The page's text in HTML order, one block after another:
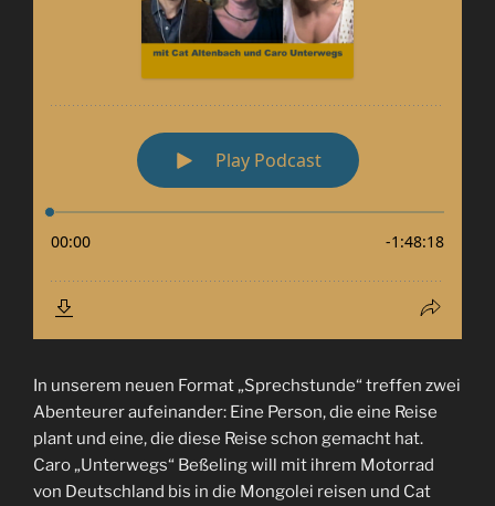
In unserem neuen Format „Sprechstunde“ treffen zwei
Abenteurer aufeinander: Eine Person, die eine Reise
plant und eine, die diese Reise schon gemacht hat.
Caro „Unterwegs“ Beßeling will mit ihrem Motorrad
von Deutschland bis in die Mongolei reisen und Cat